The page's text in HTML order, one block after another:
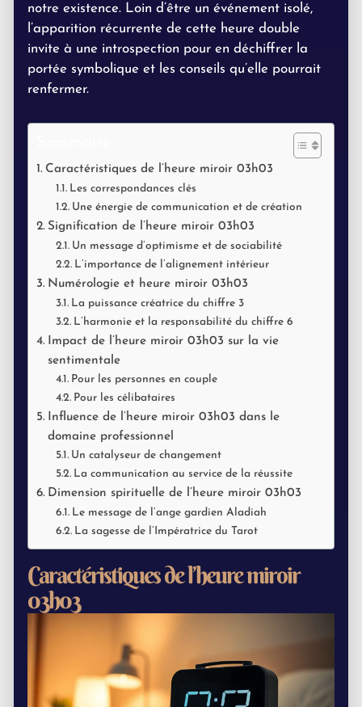
notre existence. Loin d’être un événement isolé,
l’apparition récurrente de cette heure double
invite à une introspection pour en déchiffrer la
portée symbolique et les conseils qu’elle pourrait
renfermer.
Caractéristiques de l’heure miroir 03h03
Les correspondances clés
Une énergie de communication et de création
Signification de l’heure miroir 03h03
Un message d’optimisme et de sociabilité
L’importance de l’alignement intérieur
Numérologie et heure miroir 03h03
La puissance créatrice du chiffre 3
L’harmonie et la responsabilité du chiffre 6
Impact de l’heure miroir 03h03 sur la vie
sentimentale
Pour les personnes en couple
Pour les célibataires
Influence de l’heure miroir 03h03 dans le
domaine professionnel
Un catalyseur de changement
La communication au service de la réussite
Dimension spirituelle de l’heure miroir 03h03
Le message de l’ange gardien Aladiah
La sagesse de l’Impératrice du Tarot
Caractéristiques de l’heure miroir
03h03